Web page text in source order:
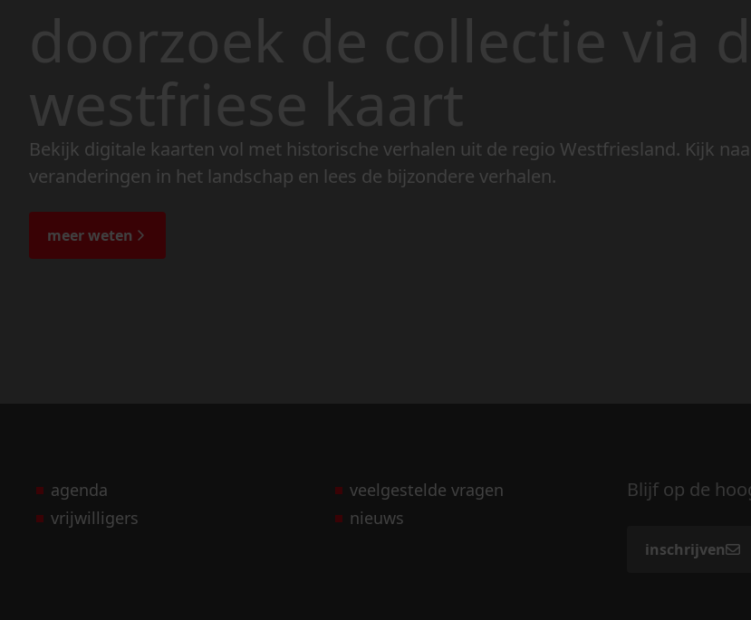
doorzoek de collectie via
westfriese kaart
Bekijk digitale kaarten vol met historische verhalen uit de regio Westfriesland. Kijk
veranderingen in het landschap en lees de bijzondere verhalen.
meer weten
agenda
vrijwilligers
veelgestelde vragen
nieuws
Blijf op de
inschrijven